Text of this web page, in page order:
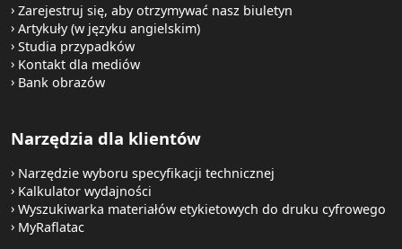
Zarejestruj się, aby otrzymywać nasz biuletyn
Artykuły (w języku angielskim)
Studia przypadków
Kontakt dla mediów
Bank obrazów
Narzędzia dla klientów
Narzędzie wyboru specyfikacji technicznej
Kalkulator wydajności
Wyszukiwarka materiałów etykietowych do druku cyfrowego
MyRaflatac